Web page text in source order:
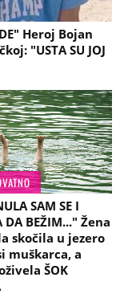
Heroj Bojan
"USTA SU JOJ
SAM SE I
DA BEŽIM..." Žena
skočila u jezero
muškarca, a
ŠOK